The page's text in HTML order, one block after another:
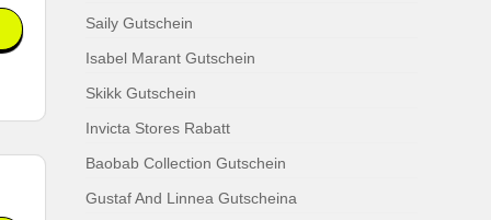
Saily Gutschein
Isabel Marant Gutschein
Skikk Gutschein
Invicta Stores Rabatt
Baobab Collection Gutschein
Gustaf And Linnea Gutscheina